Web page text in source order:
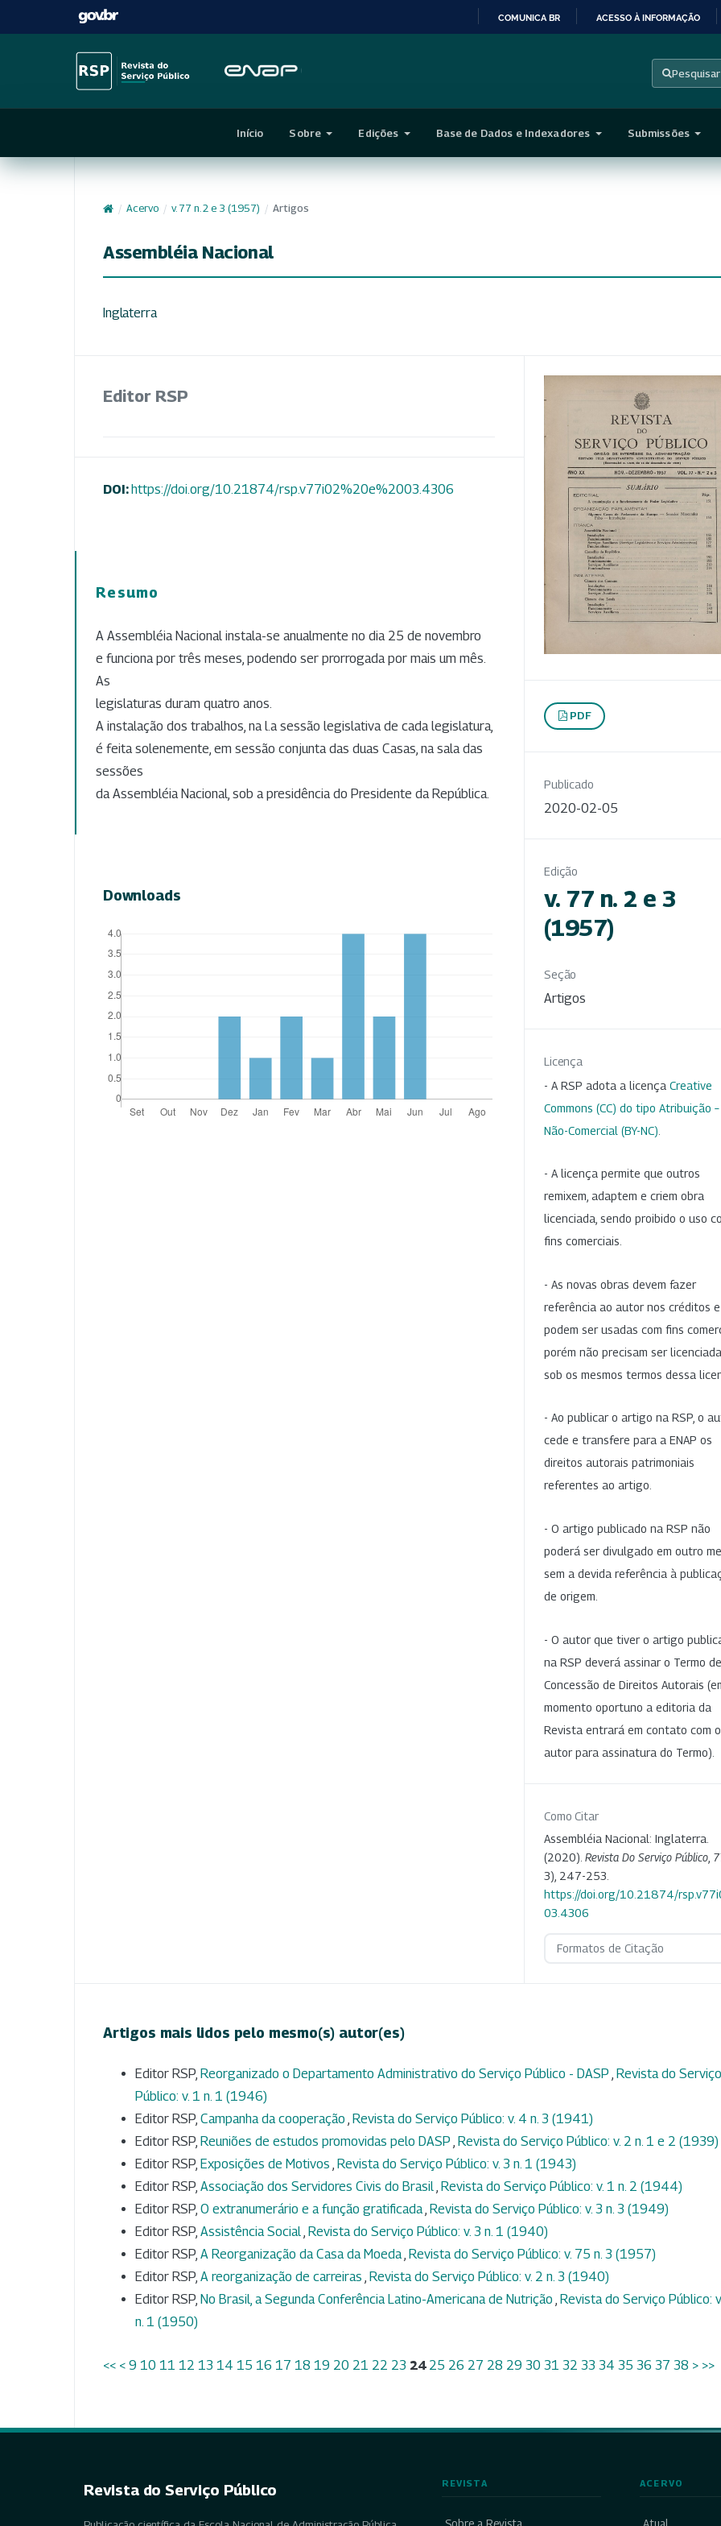
CONTEÚDO
COMUNICA BR ACESSO À INFORMAÇÃO
Pesquisar
Início Sobre Edições Base de Dados e Indexadores Submissões
/ Acervo / v. 77 n. 2 e 3 (1957) / Artigos
Assembléia Nacional
Inglaterra
Editor RSP
DOI:https://doi.org/10.21874/rsp.v77i02%20e%2003.4306
Resumo
A Assembléia Nacional instala-se anualmente no dia 25 de novembro
e funciona por três meses, podendo ser prorrogada por mais um mês.
As
legislaturas duram quatro anos.
A instalação dos trabalhos, na l.a sessão legislativa de cada legislatura,
é feita solenemente, em sessão conjunta das duas Casas, na sala das
sessões
da Assembléia Nacional, sob a presidência do Presidente da República.
Downloads
PDF
Publicado
2020-02-05
Edição
v. 77 n. 2 e 3
(1957)
Seção
Artigos
Licença
- A RSP adota a licença Creative
Commons (CC) do tipo Atribuição –
Não-Comercial (BY-NC)
- A licença permite que outros
remixem, adaptem e criem obra
licenciada, sendo proibido o uso
fins comerciais.
- As novas obras devem fazer
referência ao autor nos créditos
podem ser usadas com fins
porém não precisam ser
sob os mesmos termos dessa
- Ao publicar o artigo na RSP, o
cede e transfere para a ENAP os
direitos autorais patrimoniais
referentes ao artigo.
- O artigo publicado na RSP não
poderá ser divulgado em outro
sem a devida referência à
de origem.
- O autor que tiver o artigo
na RSP deverá assinar o Termo de
Concessão de Direitos Autorais
momento oportuno a editoria da
Revista entrará em contato com o
autor para assinatura do Termo).
Como Citar
Assembléia Nacional: Inglaterra.
(2020). Revista Do Serviço Público
3), 247-253.
https://doi.org/10.21874/
03.4306
Formatos de Citação
Artigos mais lidos pelo mesmo(s) autor(es)
Editor RSP, Reorganizado o Departamento Administrativo do Serviço Público - DASP , Revista do Serviço
Público: v. 1 n. 1 (1946)
Editor RSP, Campanha da cooperação , Revista do Serviço Público: v. 4 n. 3 (1941)
Editor RSP, Reuniões de estudos promovidas pelo DASP , Revista do Serviço Público: v. 2 n. 1 e 2 (1939)
Editor RSP, Exposições de Motivos , Revista do Serviço Público: v. 3 n. 1 (1943)
Editor RSP, Associação dos Servidores Civis do Brasil, Revista do Serviço Público: v. 1 n. 2 (1944)
Editor RSP, O extranumerário e a função gratificada, Revista do Serviço Público: v. 3 n. 3 (1949)
Editor RSP, Assistência Social, Revista do Serviço Público: v. 3 n. 1 (1940)
Editor RSP, A Reorganização da Casa da Moeda, Revista do Serviço Público: v. 75 n. 3 (1957)
Editor RSP, A reorganização de carreiras , Revista do Serviço Público: v. 2 n. 3 (1940)
Editor RSP, No Brasil, a Segunda Conferência Latino-Americana de Nutrição , Revista do Serviço Público:
n. 1 (1950)
<< < 9 10 11 12 13 14 15 16 17 18 19 20 21 22 23 24 25 26 27 28 29 30 31 32 33 34 35 36 37 38 > >>
Revista do Serviço Público REVISTA ACERVO